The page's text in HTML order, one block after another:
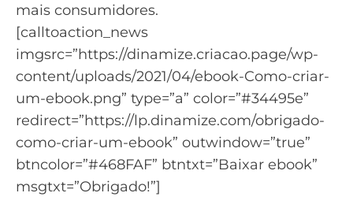
mais consumidores.
[calltoaction_news
imgsrc=”https://dinamize.criacao.page/wp-
content/uploads/2021/04/ebook-Como-criar-
um-ebook.png” type=”a” color=”#34495e”
redirect=”https://lp.dinamize.com/obrigado-
como-criar-um-ebook” outwindow=”true”
btncolor=”#468FAF” btntxt=”Baixar ebook”
msgtxt=”Obrigado!”]